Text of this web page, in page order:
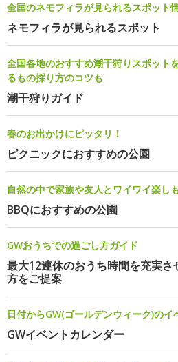
全国のネモフィラが見られるスポット
ネモフィラが見られるスポット
全国各地のおすすめ潮干狩りスポット
るもの採り方のコツも
潮干狩りガイド
春のお出かけにピッタリ！
ピクニックにおすすめの公園
自然の中で家族や友人とワイワイ楽し
BBQにおすすめの公園
GWおうちでの過ごし方ガイド
最大12連休のおうち時間を充実さ
方をご提案
日付からGW(ゴールデンウィーク)のイ
GWイベントカレンダー